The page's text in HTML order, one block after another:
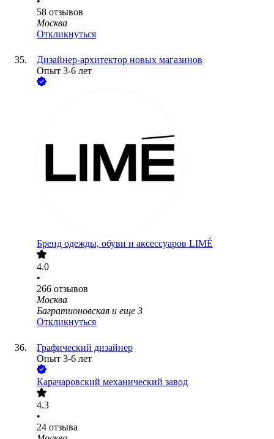
58 отзывов
Москва
Откликнуться
Дизайнер-архитектор новых магазинов
Опыт 3-6 лет
Бренд одежды, обуви и аксессуаров LIMÉ
4.0
•
266 отзывов
Москва
Багратионовская и еще 3
Откликнуться
Графический дизайнер
Опыт 3-6 лет
Карачаровский механический завод
4.3
•
24 отзыва